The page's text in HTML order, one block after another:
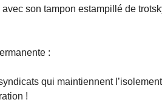
son tampon estampillé de
:
qui maintiennent
!